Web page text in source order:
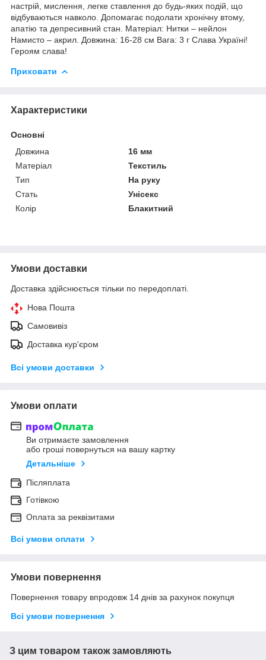
настрій, мислення, легке ставлення до будь-яких подій, що
відбуваються навколо. Допомагає подолати хронічну втому,
апатію та депресивний стан. Матеріал: Нитки – нейлон
Намисто – акрил. Довжина: 16-28 см Вага: 3 г Слава Україні!
Героям слава!
Приховати
Характеристики
Основні
Довжина
16 мм
Матеріал
Текстиль
Тип
На руку
Стать
Унісекс
Колір
Блакитний
Умови доставки
Доставка здійснюється тільки по передоплаті.
Нова Пошта
Самовивіз
Доставка кур'єром
Всі умови доставки
Умови оплати
Ви отримаєте замовлення
або гроші повернуться на вашу картку
Детальніше
Післяплата
Готівкою
Оплата за реквізитами
Всі умови оплати
Умови повернення
Повернення товару впродовж 14 днів за рахунок покупця
Всі умови повернення
З цим товаром також замовляють